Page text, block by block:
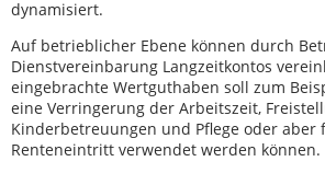
dynamisiert.
Auf betrieblicher Ebene können durch
Dienstvereinbarung Langzeitkontos
eingebrachte Wertguthaben soll zum
eine Verringerung der Arbeitszeit,
Kinderbetreuungen und Pflege oder aber
Renteneintritt verwendet werden können.